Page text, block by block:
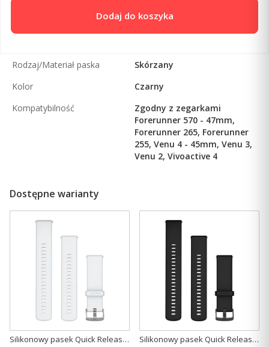
Dodaj do koszyka
Rodzaj/Materiał paska
Skórzany
Kolor
Czarny
Kompatybilność
Zgodny z zegarkami
Forerunner 570 - 47mm,
Forerunner 265, Forerunner
255, Venu 4 - 45mm, Venu 3,
Venu 2, Vivoactive 4
Dostępne warianty
Silikonowy pasek Quick Release 22mm - Mleczny kwarc [010-13256-20] Silikonowy pasek Quick Release 22mm - Czarny [010-13256-21]